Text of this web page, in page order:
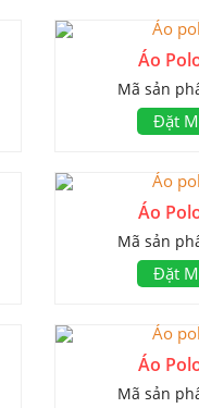
Áo
Mã sản
Đặt
Áo
Mã sản
Đặt
Áo
Mã sản